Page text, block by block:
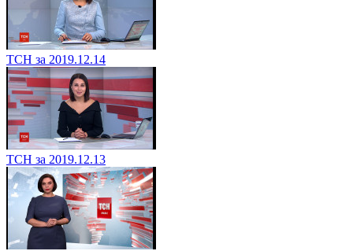
ТСН за 2019.12.14
ТСН за 2019.12.13